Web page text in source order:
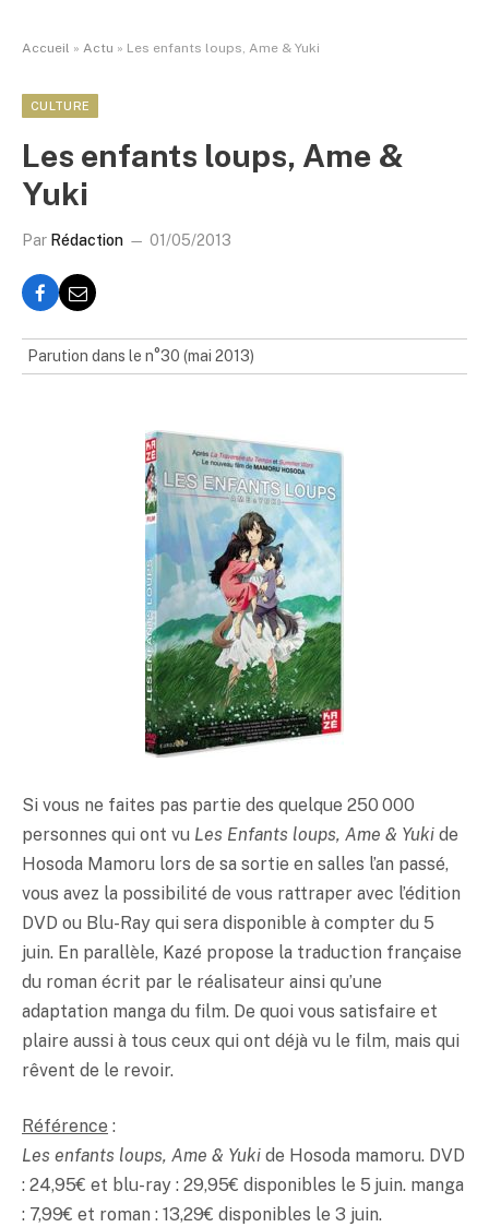
Accueil » Actu » Les enfants loups, Ame & Yuki
CULTURE
Les enfants loups, Ame &
Yuki
Par Rédaction 01/05/2013
Parution dans le n°30 (mai 2013)
Si vous ne faites pas partie des quelque 250 000
personnes qui ont vu Les Enfants loups, Ame & Yuki de
Hosoda Mamoru lors de sa sortie en salles l’an passé,
vous avez la possibilité de vous rattraper avec l’édition
DVD ou Blu-Ray qui sera disponible à compter du 5
juin. En parallèle, Kazé propose la traduction française
du roman écrit par le réalisateur ainsi qu’une
adaptation manga du film. De quoi vous satisfaire et
plaire aussi à tous ceux qui ont déjà vu le film, mais qui
rêvent de le revoir.
Référence :
Les enfants loups, Ame & Yuki de Hosoda mamoru. DVD
: 24,95€ et blu-ray : 29,95€ disponibles le 5 juin. manga
: 7,99€ et roman : 13,29€ disponibles le 3 juin.